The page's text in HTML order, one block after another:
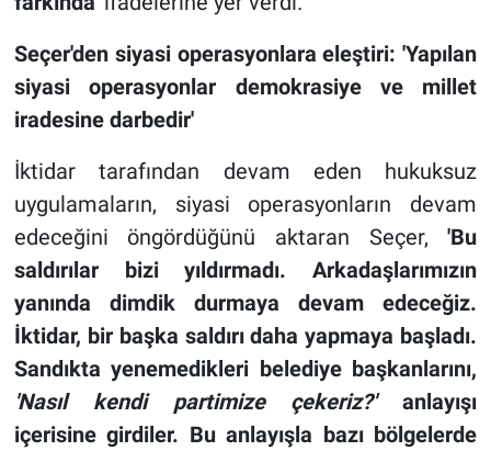
Seçer'den siyasi operasyonlara eleştiri: 'Yapılan
siyasi operasyonlar demokrasiye ve millet
iradesine darbedir'
İktidar tarafından devam eden hukuksuz
uygulamaların, siyasi operasyonların devam
edeceğini öngördüğünü aktaran Seçer,'Bu
saldırılar bizi yıldırmadı.
Arkadaşlarımızın
yanında dimdik durmaya devam edeceğiz.
İktidar, bir başka saldırı daha yapmaya başladı.
Sandıkta yenemedikleri belediye başkanlarını,
'Nasıl kendi partimize çekeriz?'anlayışı
içerisine girdiler. Bu anlayışla bazı bölgelerde